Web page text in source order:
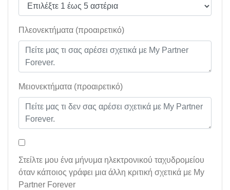
Πλεονεκτήματα (προαιρετικό)
Μειονεκτήματα (προαιρετικό)
Στείλτε μου ένα μήνυμα ηλεκτρονικού ταχυδρομείου
όταν κάποιος γράφει μια άλλη κριτική σχετικά με My
Partner Forever